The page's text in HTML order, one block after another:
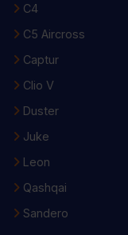
C4
C5 Aircross
Captur
Clio V
Duster
Juke
Leon
Qashqai
Sandero